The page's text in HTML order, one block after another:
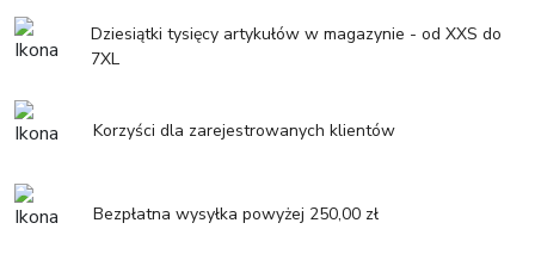
Dziesiątki tysięcy artykułów w magazynie - od XXS do
7XL
Korzyści dla zarejestrowanych klientów
Bezpłatna wysyłka powyżej 250,00 zł